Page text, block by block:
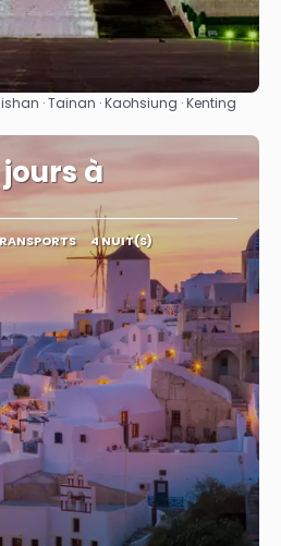
Afficher
· Tainan · Kaohsiung · Kenting
à
4 NUIT(S)